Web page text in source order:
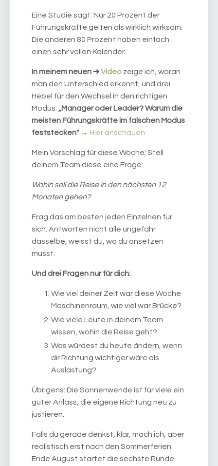
Eine Studie sagt: Nur 20 Prozent der
Führungskräfte gelten als wirklich wirksam.
Die anderen 80 Prozent haben einfach
einen sehr vollen Kalender.
In meinem neuen ➔Video zeige ich, woran
man den Unterschied erkennt, und drei
Hebel für den Wechsel in den richtigen
Modus: „Manager oder Leader? Warum die
meisten Führungskräfte im falschen Modus
feststecken" → Hier anschauen
Mein Vorschlag für diese Woche: Stell
deinem Team diese eine Frage:
Wohin soll die Reise in den nächsten 12
Monaten gehen?
Frag das am besten jeden Einzelnen für
sich. Antworten nicht alle ungefähr
dasselbe, weisst du, wo du ansetzen
musst.
Und drei Fragen nur für dich:
Wie viel deiner Zeit war diese Woche
Maschinenraum, wie viel war Brücke?
Wie viele Leute in deinem Team
wissen, wohin die Reise geht?
Was würdest du heute ändern, wenn
dir Richtung wichtiger wäre als
Auslastung?
Übrigens: Die Sonnenwende ist für viele ein
guter Anlass, die eigene Richtung neu zu
justieren.
Falls du gerade denkst, klar, mach ich, aber
realistisch erst nach den Sommerferien:
Ende August startet die sechste Runde